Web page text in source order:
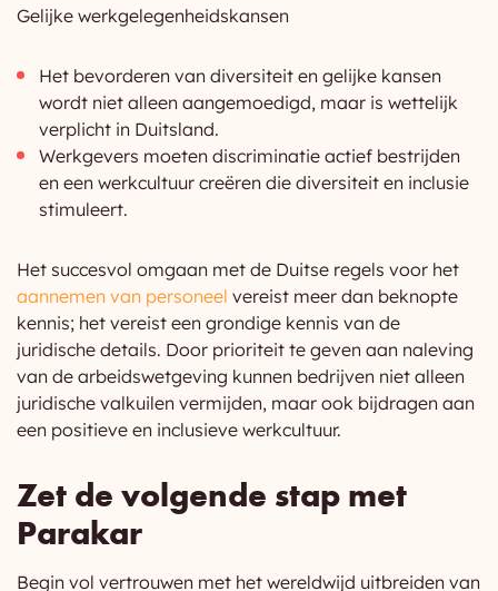
Gelijke werkgelegenheidskansen
Het bevorderen van diversiteit en gelijke kansen
wordt niet alleen aangemoedigd, maar is wettelijk
verplicht in Duitsland.
Werkgevers moeten discriminatie actief bestrijden
en een werkcultuur creëren die diversiteit en inclusie
stimuleert.
Het succesvol omgaan met de Duitse regels voor het
aannemen van personeel vereist meer dan beknopte
kennis; het vereist een grondige kennis van de
juridische details. Door prioriteit te geven aan naleving
van de arbeidswetgeving kunnen bedrijven niet alleen
juridische valkuilen vermijden, maar ook bijdragen aan
een positieve en inclusieve werkcultuur.
Zet de volgende stap met
Parakar
Begin vol vertrouwen met het wereldwijd uitbreiden van